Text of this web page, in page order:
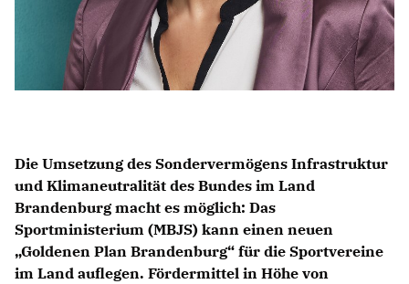
SPENDEN
Mitglied werden
Die Umsetzung des Sondervermögens Infrastruktur
und Klimaneutralität des Bundes im Land
Brandenburg macht es möglich: Das
Sportministerium (MBJS) kann einen neuen
Goldenen Plan Brandenburg“ für die Sportvereine
im Land auflegen. Fördermittel in Höhe von